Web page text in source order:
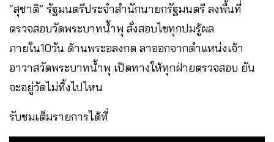
“สุชาติ” รัฐมนตรีประจำสำนักนายกรัฐมนตรี ลงพื้นที่
ตรวจสอบวัดพระบาทน้ำพุ สั่งสอบไขทุกปมรู้ผล
ภายใน10วัน ด้านพระอลงกต ลาออกจากตำแหน่งเจ้า
อาวาสวัดพระบาทน้ำพุ เปิดทางให้ทุกฝ่ายตรวจสอบ ยัน
จะอยู่วัดไม่ทิ้งไปไหน
รับชมเต็มรายการได้ที่